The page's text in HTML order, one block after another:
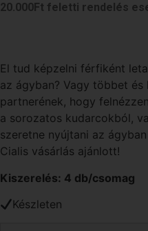
20.000Ft feletti rendelés
El tud képzelni férfiként
az ágyban? Vagy többet
partnerének, hogy
a sorozatos kudarcokból,
szeretne nyújtani az
Cialis vásárlás ajánlott!
Kiszerelés: 4 db/csomag
Készleten